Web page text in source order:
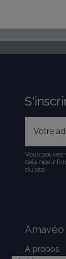
Vous pouvez
cela nos
du site.
Amavéo
A propos